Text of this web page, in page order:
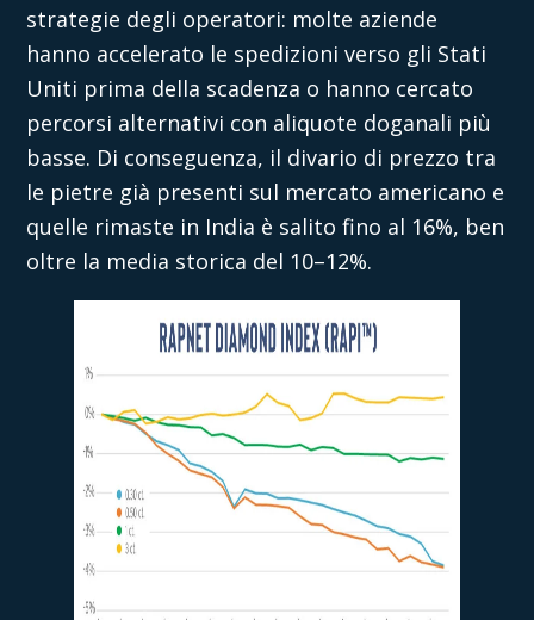
strategie degli operatori: molte aziende
hanno accelerato le spedizioni verso gli Stati
Uniti prima della scadenza o hanno cercato
percorsi alternativi con aliquote doganali più
basse. Di conseguenza, il divario di prezzo tra
le pietre già presenti sul mercato americano e
quelle rimaste in India è salito fino al 16%, ben
oltre la media storica del 10–12%.